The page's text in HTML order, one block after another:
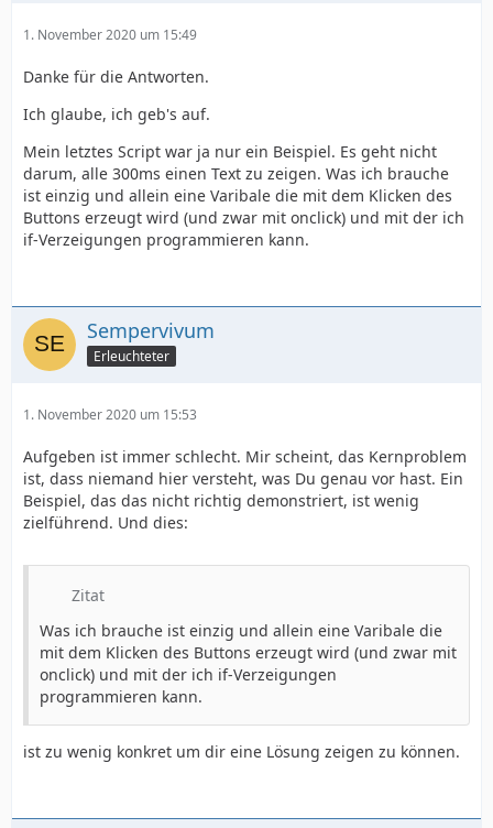
1. November 2020 um 15:49
Danke für die Antworten.
Ich glaube, ich geb's auf.
Mein letztes Script war ja nur ein Beispiel. Es geht nicht
darum, alle 300ms einen Text zu zeigen. Was ich brauche
ist einzig und allein eine Varibale die mit dem Klicken des
Buttons erzeugt wird (und zwar mit onclick) und mit der ich
if-Verzeigungen programmieren kann.
Sempervivum
Erleuchteter
1. November 2020 um 15:53
Aufgeben ist immer schlecht. Mir scheint, das Kernproblem
ist, dass niemand hier versteht, was Du genau vor hast. Ein
Beispiel, das das nicht richtig demonstriert, ist wenig
zielführend. Und dies:
Zitat
Was ich brauche ist einzig und allein eine Varibale die
mit dem Klicken des Buttons erzeugt wird (und zwar mit
onclick) und mit der ich if-Verzeigungen
programmieren kann.
ist zu wenig konkret um dir eine Lösung zeigen zu können.